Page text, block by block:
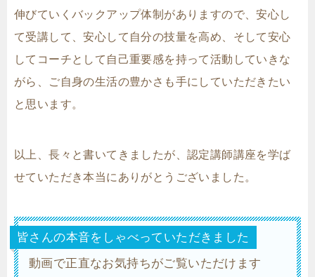
伸びていくバックアップ体制がありますので、安心し
て受講して、安心して自分の技量を高め、そして安心
してコーチとして自己重要感を持って活動していきな
がら、ご自身の生活の豊かさも手にしていただきたい
と思います。
以上、長々と書いてきましたが、認定講師講座を学ば
せていただき本当にありがとうございました。
皆さんの本音をしゃべっていただきました
動画で正直なお気持ちがご覧いただけます